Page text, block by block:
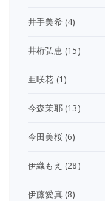
井手美希(4)
井桁弘恵(15)
亜咲花 (1)
今森茉耶(13)
今田美桜(6)
伊織もえ (28)
伊藤愛真(8)